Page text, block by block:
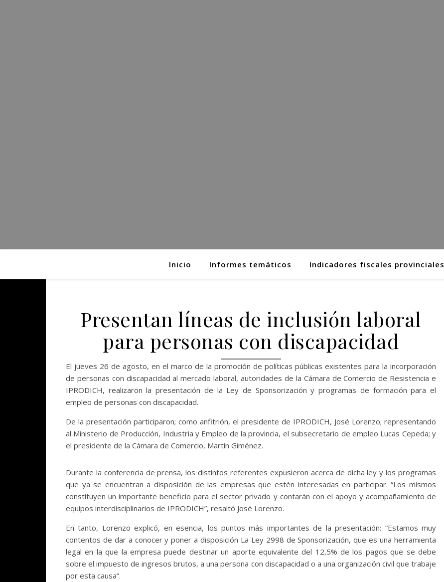
Inicio Informes temáticos Indicadores fiscales provinciales
Presentan líneas de inclusión laboral
para personas con discapacidad
El jueves 26 de agosto, en el marco de la promoción de políticas públicas existentes para la incorporación
de personas con discapacidad al mercado laboral, autoridades de la Cámara de Comercio de Resistencia e
IPRODICH, realizaron la presentación de la Ley de Sponsorización y programas de formación para el
empleo de personas con discapacidad.
De la presentación participaron; como anfitrión, el presidente de IPRODICH, José Lorenzo; representando
al Ministerio de Producción, Industria y Empleo de la provincia, el subsecretario de empleo Lucas Cepeda; y
el presidente de la Cámara de Comercio, Martín Giménez.
Durante la conferencia de prensa, los distintos referentes expusieron acerca de dicha ley y los programas
que ya se encuentran a disposición de las empresas que estén interesadas en participar. “Los mismos
constituyen un importante beneficio para el sector privado y contarán con el apoyo y acompañamiento de
equipos interdisciplinarios de IPRODICH”, resaltó José Lorenzo.
En tanto, Lorenzo explicó, en esencia, los puntos más importantes de la presentación: “Estamos muy
contentos de dar a conocer y poner a disposición La Ley 2998 de Sponsorización, que es una herramienta
legal en la que la empresa puede destinar un aporte equivalente del 12,5% de los pagos que se debe
sobre el impuesto de ingresos brutos, a una persona con discapacidad o a una organización civil que trabaje
por esta causa”.